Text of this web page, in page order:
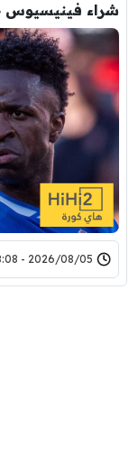
شراء فينيسيوس
2026/08/05 - 18:08